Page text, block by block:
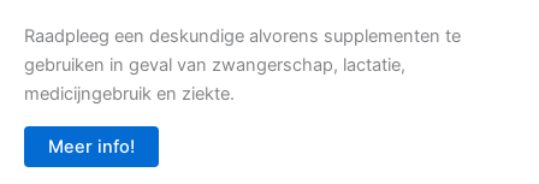
Raadpleeg een deskundige alvorens supplementen te
gebruiken in geval van zwangerschap, lactatie,
medicijngebruik en ziekte.
Meer info!